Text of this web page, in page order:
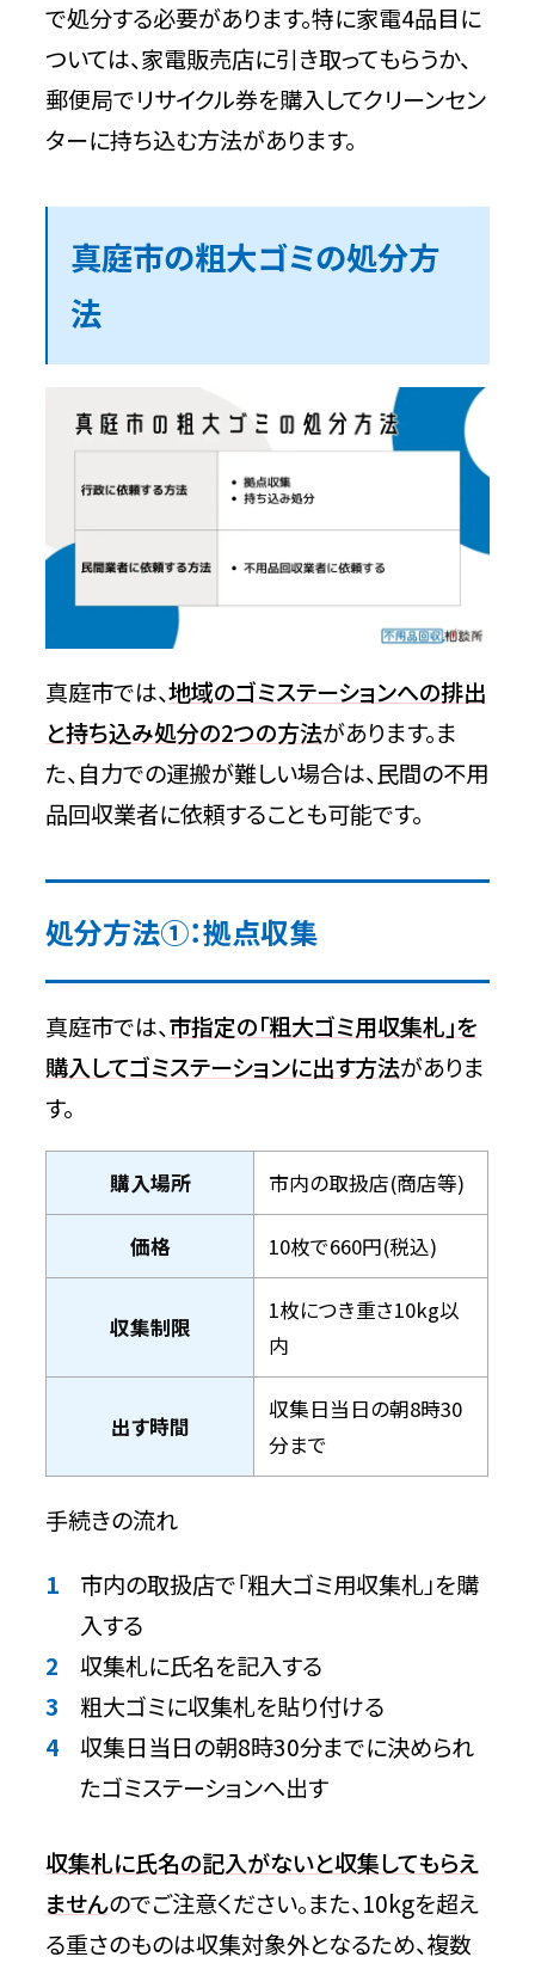
で処分する必要があります。特に家電4品目に
ついては、家電販売店に引き取ってもらうか、
郵便局でリサイクル券を購入してクリーンセン
ターに持ち込む方法があります。
真庭市の粗大ゴミの処分方
法
真庭市では、地域のゴミステーションへの排出
と持ち込み処分の2つの方法があります。ま
た、自力での運搬が難しい場合は、民間の不用
品回収業者に依頼することも可能です。
処分方法①：拠点収集
真庭市では、市指定の「粗大ゴミ用収集札」を
購入してゴミステーションに出す方法がありま
す。
購入場所 市内の取扱店(商店等)
価格 10枚で660円(税込)
収集制限
1枚につき重さ10kg以
内
出す時間
収集日当日の朝8時30
分まで
手続きの流れ
市内の取扱店で「粗大ゴミ用収集札」を購
入する
収集札に氏名を記入する
粗大ゴミに収集札を貼り付ける
収集日当日の朝8時30分までに決められ
たゴミステーションへ出す
収集札に氏名の記入がないと収集してもらえ
ませんのでご注意ください。また、10kgを超え
る重さのものは収集対象外となるため、複数